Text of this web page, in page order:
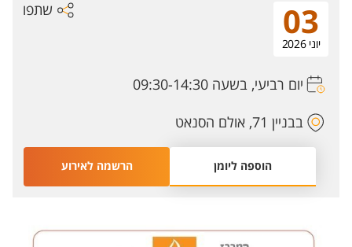
03
יוני 2026
יום רביעי, בשעה 09:30-14:30
בבניין 71, אולם הסנאט
שתפו
הוספה ליומן הרשמה לאירוע